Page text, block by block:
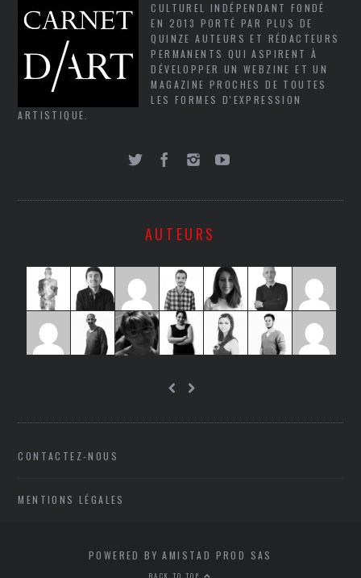
CULTUREL INDÉPENDANT FONDÉ
EN 2013 PORTÉ PAR PLUS DE
QUINZE AUTEURS ET RÉDACTEURS
PERMANENTS QUI ASPIRENT À
DÉVELOPPER UN WEBZINE ET UN
MAGAZINE PROCHES DE TOUTES
LES FORMES D'EXPRESSION
ARTISTIQUE.
AUTEURS
CONTACTEZ-NOUS
MENTIONS LÉGALES
POWERED BY AMISTAD PROD SAS
BACK TO TOP